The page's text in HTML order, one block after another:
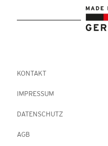
KONTAKT
IMPRESSUM
DATENSCHUTZ
AGB